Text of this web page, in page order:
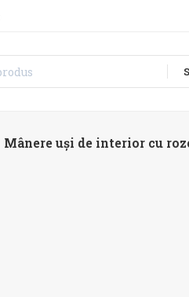
Mânere uși de interior cu